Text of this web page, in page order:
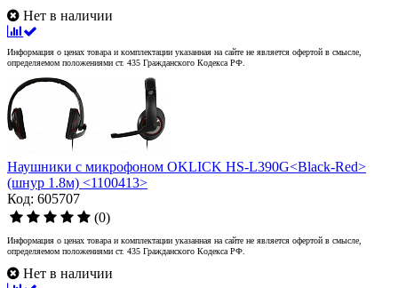
Нет в наличии
Информация о ценах товара и комплектации указанная на сайте не является офертой в смысле,
определяемом положениями ст. 435 Гражданского Кодекса РФ.
Наушники с микрофоном OKLICK HS-L390G<Black-Red>
(шнур 1.8м) <1100413>
Код: 605707
(0)
Информация о ценах товара и комплектации указанная на сайте не является офертой в смысле,
определяемом положениями ст. 435 Гражданского Кодекса РФ.
Нет в наличии